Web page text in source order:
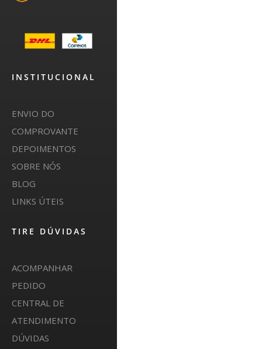
INSTITUCIONAL
ENVIO DO
COMPROVANTE
DEPOIMENTOS
SOBRE NÓS
BLOG
LINKS ÚTEIS
TIRE DÚVIDAS
ACOMPANHAR
PEDIDO
CENTRAL DE
ATENDIMENTO
DÚVIDAS